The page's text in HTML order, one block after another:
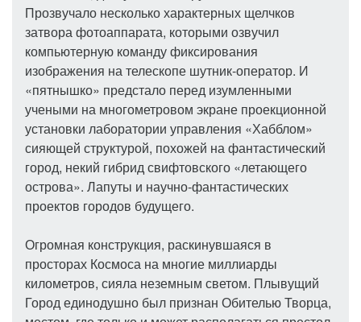
Прозвучало несколько характерных щелчков
затвора фотоаппарата, которыми озвучил
компьютерную команду фиксирования
изображения на телескопе шутник-оператор. И
«пятнышко» предстало перед изумленными
учеными на многометровом экране проекционной
установки лаборатории управления «Хабблом»
сияющей структурой, похожей на фантастический
город, некий гибрид свифтовского «летающего
острова». Лапуты и научно-фантастических
проектов городов будущего.
Огромная конструкция, раскинувшаяся в
просторах Космоса на многие миллиарды
километров, сияла неземным светом. Плывущий
Город единодушно был признан Обителью Творца,